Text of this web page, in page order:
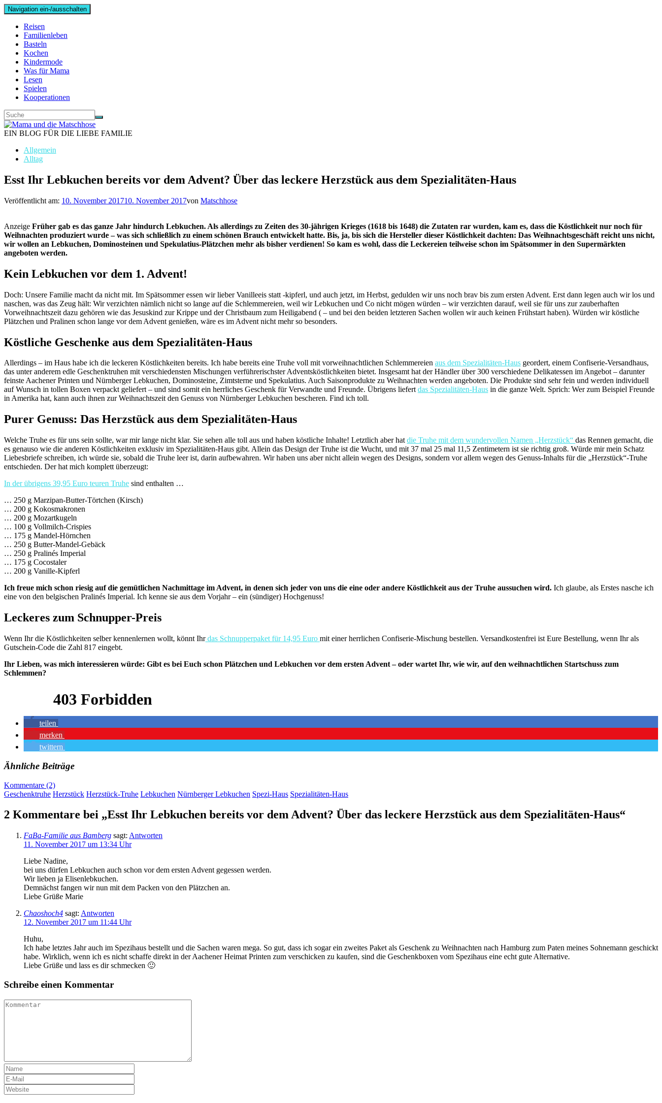
Navigation ein-/ausschalten
Reisen
Familienleben
Basteln
Kochen
Kindermode
Was für Mama
Lesen
Spielen
Kooperationen
EIN BLOG FÜR DIE LIEBE FAMILIE
Allgemein
Alltag
Esst Ihr Lebkuchen bereits vor dem Advent? Über das leckere Herzstück aus dem Spezialitäten-Haus
Veröffentlicht am: 10. November 201710. November 2017von Matschhose
Anzeige Früher gab es das ganze Jahr hindurch Lebkuchen. Als allerdings zu Zeiten des 30-jährigen Krieges (1618 bis 1648) die Zutaten rar wurden, kam es, dass die Köstlichkeit nur noch für
Weihnachten produziert wurde – was sich schließlich zu einem schönen Brauch entwickelt hatte. Bis, ja, bis sich die Hersteller dieser Köstlichkeit dachten: Das Weihnachtsgeschäft reicht uns nicht,
wir wollen an Lebkuchen, Dominosteinen und Spekulatius-Plätzchen mehr als bisher verdienen! So kam es wohl, dass die Leckereien teilweise schon im Spätsommer in den Supermärkten
angeboten werden.
Kein Lebkuchen vor dem 1. Advent!
Doch: Unsere Familie macht da nicht mit. Im Spätsommer essen wir lieber Vanilleeis statt -kipferl, und auch jetzt, im Herbst, gedulden wir uns noch brav bis zum ersten Advent. Erst dann legen auch wir los und
naschen, was das Zeug hält: Wir verzichten nämlich nicht so lange auf die Schlemmereien, weil wir Lebkuchen und Co nicht mögen würden – wir verzichten darauf, weil sie für uns zur zauberhaften
Vorweihnachtszeit dazu gehören wie das Jesuskind zur Krippe und der Christbaum zum Heiligabend ( – und bei den beiden letzteren Sachen wollen wir auch keinen Frühstart haben). Würden wir köstliche
Plätzchen und Pralinen schon lange vor dem Advent genießen, wäre es im Advent nicht mehr so besonders.
Köstliche Geschenke aus dem Spezialitäten-Haus
Allerdings – im Haus habe ich die leckeren Köstlichkeiten bereits. Ich habe bereits eine Truhe voll mit vorweihnachtlichen Schlemmereien aus dem Spezialitäten-Haus geordert, einem Confiserie-Versandhaus,
das unter anderem edle Geschenktruhen mit verschiedensten Mischungen verführerischster Adventsköstlichkeiten bietet. Insgesamt hat der Händler über 300 verschiedene Delikatessen im Angebot – darunter
feinste Aachener Printen und Nürnberger Lebkuchen, Dominosteine, Zimtsterne und Spekulatius. Auch Saisonprodukte zu Weihnachten werden angeboten. Die Produkte sind sehr fein und werden individuell
auf Wunsch in tollen Boxen verpackt geliefert – und sind somit ein herrliches Geschenk für Verwandte und Freunde. Übrigens liefertdas Spezialitäten-Haus in die ganze Welt. Sprich: Wer zum Beispiel Freunde
in Amerika hat, kann auch ihnen zur Weihnachtszeit den Genuss von Nürnberger Lebkuchen bescheren. Find ich toll.
Purer Genuss: Das Herzstück aus dem Spezialitäten-Haus
Welche Truhe es für uns sein sollte, war mir lange nicht klar. Sie sehen alle toll aus und haben köstliche Inhalte! Letztlich aber hat die Truhe mit dem wundervollen Namen „Herzstück“ das Rennen gemacht, die
es genauso wie die anderen Köstlichkeiten exklusiv im Spezialitäten-Haus gibt. Allein das Design der Truhe ist die Wucht, und mit 37 mal 25 mal 11,5 Zentimetern ist sie richtig groß. Würde mir mein Schatz
Liebesbriefe schreiben, ich würde sie, sobald die Truhe leer ist, darin aufbewahren. Wir haben uns aber nicht allein wegen des Designs, sondern vor allem wegen des Genuss-Inhalts für die „Herzstück“-Truhe
entschieden. Der hat mich komplett überzeugt:
In der übrigens 39,95 Euro teuren Truhe sind enthalten …
… 250 g Marzipan-Butter-Törtchen (Kirsch)
… 200 g Kokosmakronen
… 200 g Mozartkugeln
… 100 g Vollmilch-Crispies
… 175 g Mandel-Hörnchen
… 250 g Butter-Mandel-Gebäck
… 250 g Pralinés Imperial
… 175 g Cocostaler
… 200 g Vanille-Kipferl
Ich freue mich schon riesig auf die gemütlichen Nachmittage im Advent, in denen sich jeder von uns die eine oder andere Köstlichkeit aus der Truhe aussuchen wird. Ich glaube, als Erstes nasche ich
eine von den belgischen Pralinés Imperial. Ich kenne sie aus dem Vorjahr – ein (sündiger) Hochgenuss!
Leckeres zum Schnupper-Preis
Wenn Ihr die Köstlichkeiten selber kennenlernen wollt, könnt Ihrdas Schnupperpaket für 14,95 Euro mit einer herrlichen Confiserie-Mischung bestellen. Versandkostenfrei ist Eure Bestellung, wenn Ihr als
Gutschein-Code die Zahl 817 eingebt.
Ihr Lieben, was mich interessieren würde: Gibt es bei Euch schon Plätzchen und Lebkuchen vor dem ersten Advent – oder wartet Ihr, wie wir, auf den weihnachtlichen Startschuss zum
Schlemmen?
teilen
merken
twittern
Ähnliche Beiträge
Kommentare (2)
Geschenktruhe Herzstück Herzstück-Truhe Lebkuchen Nürnberger Lebkuchen Spezi-Haus Spezialitäten-Haus
2 Kommentare bei „Esst Ihr Lebkuchen bereits vor dem Advent? Über das leckere Herzstück aus dem Spezialitäten-Haus“
FaBa-Familie aus Bamberg sagt: Antworten
11. November 2017 um 13:34 Uhr
Liebe Nadine,
bei uns dürfen Lebkuchen auch schon vor dem ersten Advent gegessen werden.
Wir lieben ja Elisenlebkuchen.
Demnächst fangen wir nun mit dem Packen von den Plätzchen an.
Liebe Grüße Marie
Chaoshoch4 sagt: Antworten
12. November 2017 um 11:44 Uhr
Huhu,
Ich habe letztes Jahr auch im Spezihaus bestellt und die Sachen waren mega. So gut, dass ich sogar ein zweites Paket als Geschenk zu Weihnachten nach Hamburg zum Paten meines Sohnemann geschickt
habe. Wirklich, wenn ich es nicht schaffe direkt in der Aachener Heimat Printen zum verschicken zu kaufen, sind die Geschenkboxen vom Spezihaus eine echt gute Alternative.
Liebe Grüße und lass es dir schmecken 🙂
Schreibe einen Kommentar